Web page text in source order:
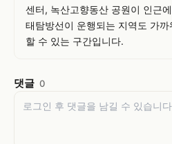
센터, 녹산고향동산 공원이 인근
태탐방선이 운행되는 지역도 가
할 수 있는 구간입니다.
댓글 0